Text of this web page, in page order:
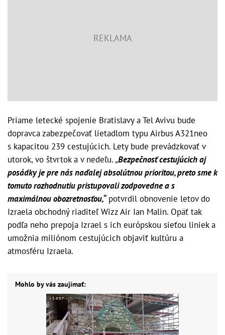
Priame letecké spojenie Bratislavy a Tel Avivu bude
dopravca zabezpečovať lietadlom typu Airbus A321neo
s kapacitou 239 cestujúcich. Lety bude prevádzkovať v
utorok, vo štvrtok a v nedeľu. „Bezpečnosť cestujúcich aj
posádky je pre nás naďalej absolútnou prioritou, preto sme k
tomuto rozhodnutiu pristupovali zodpovedne a s
maximálnou obozretnosťou,“potvrdil obnovenie letov do
Izraela obchodný riaditeľ Wizz Air Ian Malin. Opäť tak
podľa neho prepoja Izrael s ich európskou sieťou liniek a
umožnia miliónom cestujúcich objaviť kultúru a
atmosféru Izraela.
Mohlo by vás zaujímať: